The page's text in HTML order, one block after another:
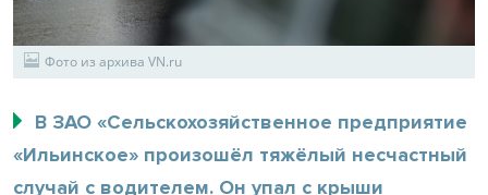
Фото из архива VN.ru
В ЗАО «Сельскохозяйственное предприятие
«Ильинское» произошёл тяжёлый несчастный
случай с водителем. Он упал с крыши